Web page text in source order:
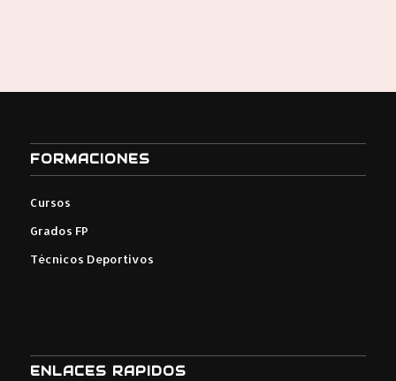
FORMACIONES
Cursos
Grados FP
Técnicos Deportivos
ENLACES RAPIDOS